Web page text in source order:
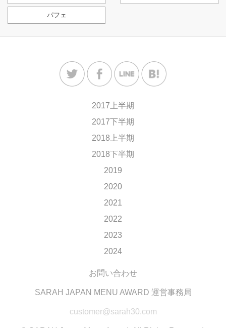
パフェ
2017上半期
2017下半期
2018上半期
2018下半期
2019
2020
2021
2022
2023
2024
お問い合わせ
SARAH JAPAN MENU AWARD 運営事務局
customer@sarah30.com